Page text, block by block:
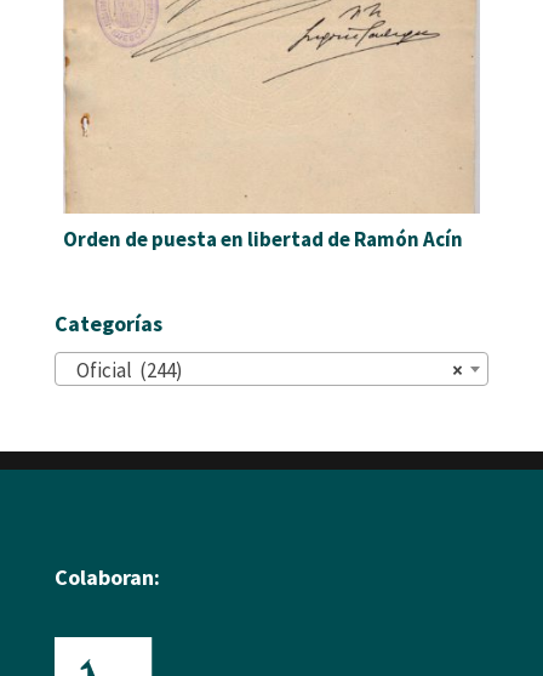
Orden de puesta en libertad de Ramón Acín
Categorías
×
Oficial (244)
Colaboran: